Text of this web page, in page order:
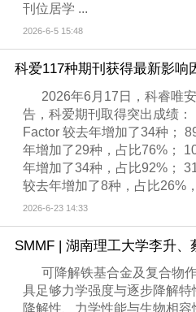
刊位居学 ...
2026-6-5 15:48
科爱117种期刊获得最新影响
2026年6月17日，科睿唯
告，科爱期刊取得突出成绩
Factor 较去年增加了34种；
年增加了29种，占比76%；
年增加了34种，占比92%；
较去年增加了8种，占比26%
2026-6-23 14:33
可降解铁基合金及复合物
具足够力学强度与逐步降解
降解性、力学性能与生物相